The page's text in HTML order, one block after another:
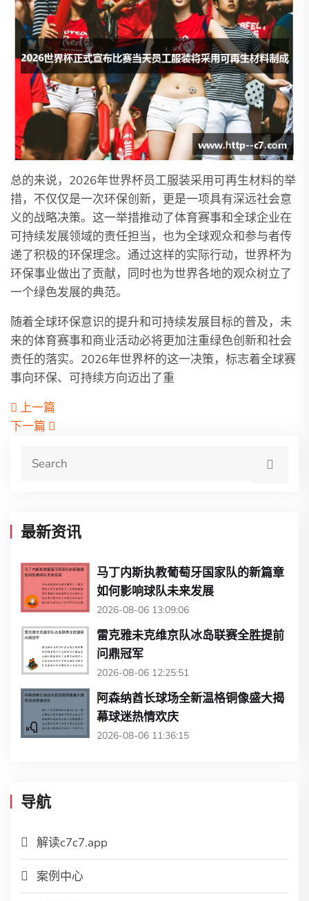
总的来说，2026年世界杯员工服装采用可再生材料的举
措，不仅仅是一次环保创新，更是一项具有深远社会意
义的战略决策。这一举措推动了体育赛事和全球企业在
可持续发展领域的责任担当，也为全球观众和参与者传
递了积极的环保理念。通过这样的实际行动，世界杯为
环保事业做出了贡献，同时也为世界各地的观众树立了
一个绿色发展的典范。
随着全球环保意识的提升和可持续发展目标的普及，未
来的体育赛事和商业活动必将更加注重绿色创新和社会
责任的落实。2026年世界杯的这一决策，标志着全球赛
事向环保、可持续方向迈出了重
上一篇
下一篇
最新资讯
马丁内斯执教葡萄牙国家队的新篇章
如何影响球队未来发展
2026-08-06 13:09:06
雷克雅未克维京队冰岛联赛全胜提前
问鼎冠军
2026-08-06 12:25:51
阿森纳酋长球场全新温格铜像盛大揭
幕球迷热情欢庆
2026-08-06 11:36:15
导航
解读c7c7.app
案例中心